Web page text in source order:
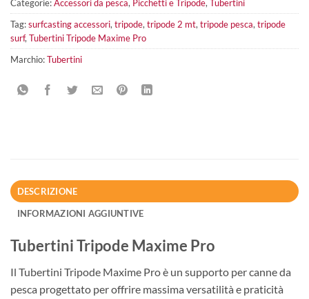
Categorie:Accessori da pesca, Picchetti e Tripode, Tubertini
Tag:surfcasting accessori, tripode, tripode 2 mt, tripode pesca, tripode
surf, Tubertini Tripode Maxime Pro
Marchio:Tubertini
DESCRIZIONE
INFORMAZIONI AGGIUNTIVE
Tubertini Tripode Maxime Pro
Il Tubertini Tripode Maxime Pro è un supporto per canne da
pesca progettato per offrire massima versatilità e praticità